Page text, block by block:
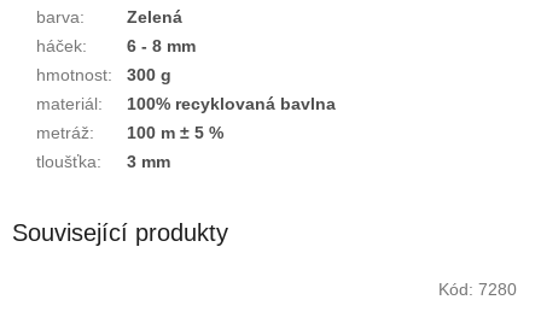
barva:
Zelená
háček:
6 - 8 mm
hmotnost:
300 g
materiál:
100% recyklovaná bavlna
metráž:
100 m ± 5 %
tloušťka: 3 mm
Související produkty
Kód: 7280